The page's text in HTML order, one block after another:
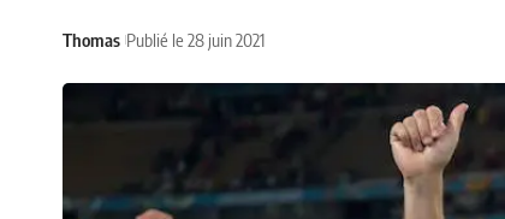
Thomas Publié le 28 juin 2021